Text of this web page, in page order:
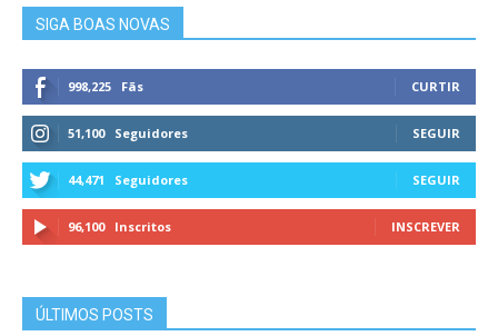
SIGA BOAS NOVAS
998,225 Fãs CURTIR
51,100 Seguidores SEGUIR
44,471 Seguidores SEGUIR
96,100 Inscritos INSCREVER
ÚLTIMOS POSTS